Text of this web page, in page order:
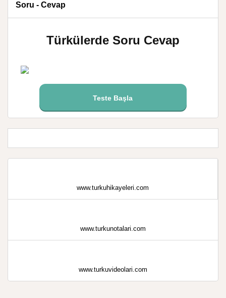
Soru - Cevap
Türkülerde Soru Cevap
Teste Başla
www.turkuhikayeleri.com
www.turkunotalari.com
www.turkuvideolari.com